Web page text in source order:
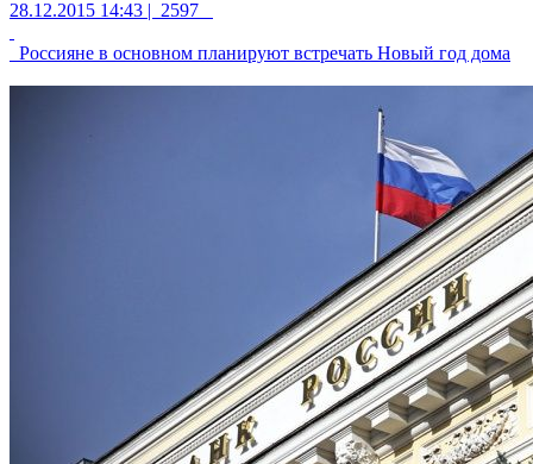
28.12.2015 14:43 | 2597
Россияне в основном планируют встречать Новый год дома